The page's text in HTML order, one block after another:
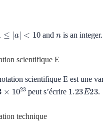
≤| a < 10 and is an integer.
scientifique E
scientifique E est une
1023 peut s’écrire 1.23E23.
technique